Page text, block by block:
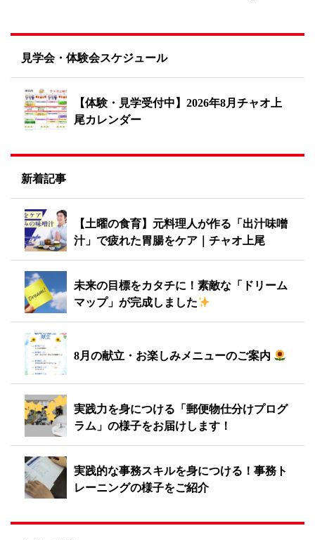
見学会・体験会スケジュール
【体験・見学受付中】2026年8月チャオ上
尾カレンダー
新着記事
【土曜の食育】元料理人が作る「出汁味噌
汁」で疲れた胃腸をケア｜チャオ上尾
未来の目標をカタチに！素敵な「ドリーム
マップ」が完成しました
8月の献立・お楽しみメニューのご案内
実践力を身につける「郵便物仕分けプログ
ラム」の様子をお届けします！
実践的な事務スキルを身につける！事務ト
レーニングの様子をご紹介